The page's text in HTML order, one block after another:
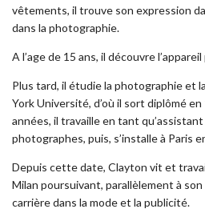
vêtements, il trouve son expression
dans la photographie.
A l’age de 15 ans, il découvre
Plus tard, il étudie la photographie et
York Université, d’où il sort diplômé
années, il travaille en tant
photographes, puis, s’installe à Paris
Depuis cette date, Clayton vit et
Milan poursuivant, parallèlement à
carrière dans la mode et la publicité.